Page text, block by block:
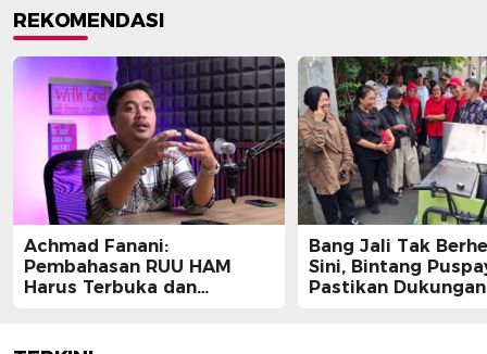
REKOMENDASI
Achmad Fanani:
Pembahasan RUU HAM
Harus Terbuka dan
Bang Jali Tak
Sini, Bintang
Pastikan Dukungan